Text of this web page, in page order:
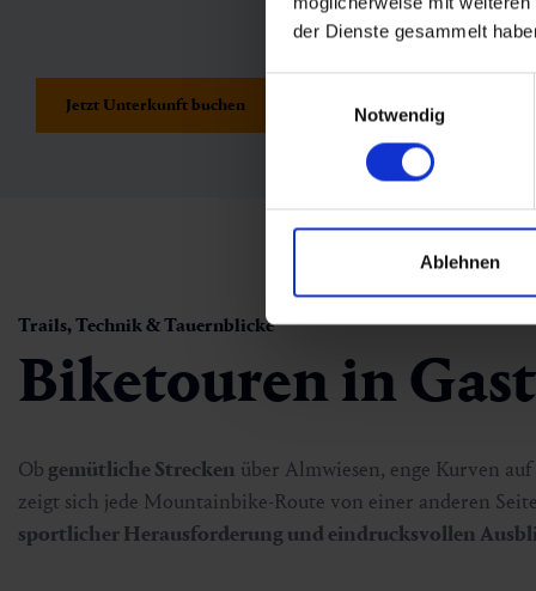
der Dienste gesammelt
Notwendig
Ablehnen
Jetzt Unterkunft buchen Alpe-Adria-Radweg
Trails, Technik & Tauernblicke
Biketouren in
Ob gemütliche Strecken über Almwiesen, enge Kurven auf
zeigt sich jede Mountainbike-Route von einer anderen
sportlicher Herausforderung und eindrucksvollen